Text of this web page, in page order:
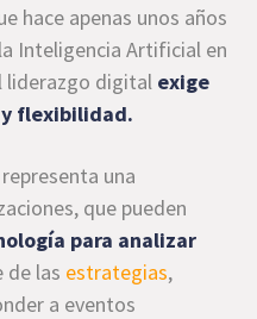
hace apenas unos años
Inteligencia Artificial en
liderazgo digital exige
flexibilidad.
una
que pueden
para analizar
de las estrategias,
a eventos